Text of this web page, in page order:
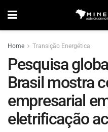
Home Transição Energética
Pesquisa
Brasil mostra
empresarial
eletrificação